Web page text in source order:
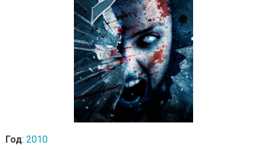
Год: 2010